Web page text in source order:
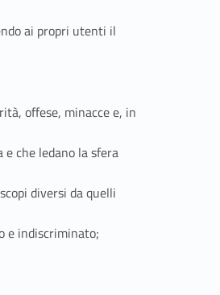
ai propri utenti il
offese, minacce e, in
che ledano la sfera
diversi da quelli
e indiscriminato;